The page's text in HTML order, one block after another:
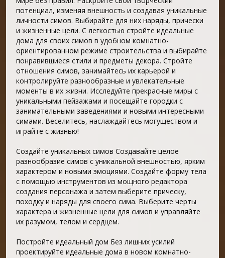
потенциал, изменяя внешность и создавая уникальные
личности симов. Выбирайте для них наряды, прически
и жизненные цели. С легкостью стройте идеальные
дома для своих симов в удобном комнатно-
ориентированном режиме строительства и выбирайте
понравившиеся стили и предметы декора. Стройте
отношения симов, занимайтесь их карьерой и
контролируйте разнообразные и увлекательные
моменты в их жизни. Исследуйте прекрасные миры с
уникальными пейзажами и посещайте городки с
занимательными заведениями и новыми интересными
симами. Веселитесь, наслаждайтесь могуществом и
играйте с жизнью!
Создайте уникальных симов Создавайте целое
разнообразие симов с уникальной внешностью, ярким
характером и новыми эмоциями. Создайте форму тела
с помощью инструментов из мощного редактора
создания персонажа и затем выберите прическу,
походку и наряды для своего сима. Выберите черты
характера и жизненные цели для симов и управляйте
их разумом, телом и сердцем.
Постройте идеальный дом Без лишних усилий
проектируйте идеальные дома в новом комнатно-